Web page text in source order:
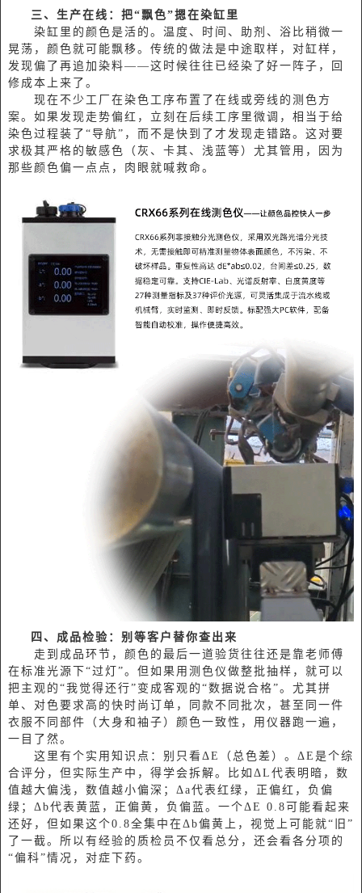
三、生产在线：把“飘色”摁在染缸里
染缸里的颜色是活的。温度、时间、助剂、浴比稍微一
晃荡，颜色就可能飘移。传统的做法是中途取样，对缸样，
发现偏了再追加染料——这时候往往已经染了好一阵子，回
修成本上来了。
现在不少工厂在染色工序布置了在线或旁线的测色方
案。如果发现走势偏红，立刻在后续工序里微调，相当于给
染色过程装了“导航”，而不是快到了才发现走错路。这对要
求极其严格的敏感色（灰、卡其、浅蓝等）尤其管用，因为
那些颜色偏一点点，肉眼就喊救命。
四、成品检验：别等客户替你查出来
走到成品环节，颜色的最后一道验货往往还是靠老师傅
在标准光源下“过灯”。但如果用测色仪做整批抽样，就可以
把主观的“我觉得还行”变成客观的“数据说合格”。尤其拼
单、对色要求高的快时尚订单，同款不同批次，甚至同一件
衣服不同部件（大身和袖子）颜色一致性，用仪器跑一遍，
一目了然。
这里有个实用知识点：别只看ΔE（总色差）。ΔE是个综
合评分，但实际生产中，得学会拆解。比如ΔL代表明暗，数
值越大偏浅，数值越小偏深；Δa代表红绿，正偏红，负偏
绿；Δb代表黄蓝，正偏黄，负偏蓝。一个ΔE 0.8可能看起来
还好，但如果这个0.8全集中在Δb偏黄上，视觉上可能就“旧”
了一截。所以有经验的质检员不仅看总分，还会看各分项的
“偏科”情况，对症下药。